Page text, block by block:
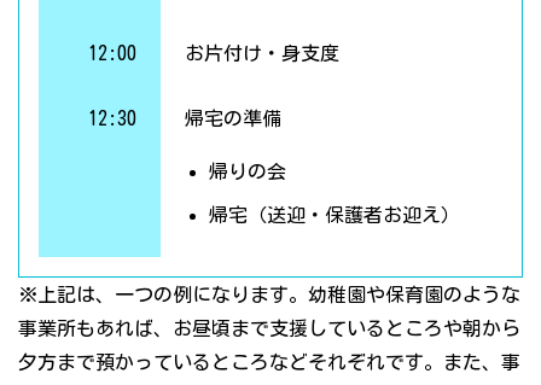
12:00 お片付け・身支度
12:30 帰宅の準備
帰りの会
帰宅（送迎・保護者お迎え）
※上記は、一つの例になります。幼稚園や保育園のような
事業所もあれば、お昼頃まで支援しているところや朝から
夕方まで預かっているところなどそれぞれです。また、事